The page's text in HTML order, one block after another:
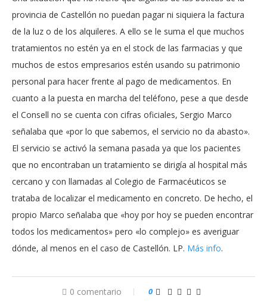
provincia de Castellón no puedan pagar ni siquiera la factura
de la luz o de los alquileres. A ello se le suma el que muchos
tratamientos no estén ya en el stock de las farmacias y que
muchos de estos empresarios estén usando su patrimonio
personal para hacer frente al pago de medicamentos. En
cuanto a la puesta en marcha del teléfono, pese a que desde
el Consell no se cuenta con cifras oficiales, Sergio Marco
señalaba que «por lo que sabemos, el servicio no da abasto».
El servicio se activó la semana pasada ya que los pacientes
que no encontraban un tratamiento se dirigía al hospital más
cercano y con llamadas al Colegio de Farmacéuticos se
trataba de localizar el medicamento en concreto. De hecho, el
propio Marco señalaba que «hoy por hoy se pueden encontrar
todos los medicamentos» pero «lo complejo» es averiguar
dónde, al menos en el caso de Castellón. LP. Más info.
0 comentario 0